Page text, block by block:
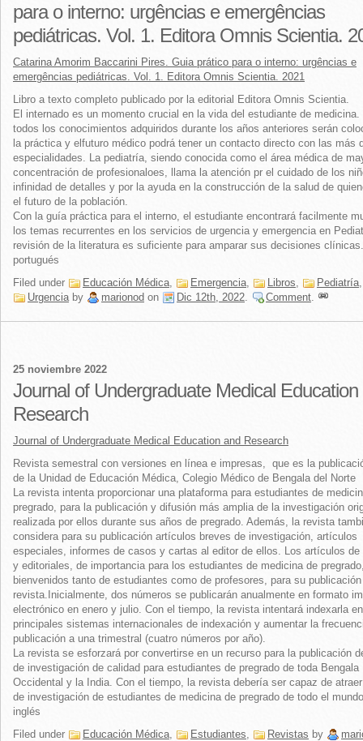
para o interno: urgências e emergências
pediátricas. Vol. 1. Editora Omnis Scientia.
Catarina Amorim Baccarini Pires. Guia prático para o interno: urgências e
emergências pediátricas. Vol. 1. Editora Omnis Scientia. 2021
Libro a texto completo publicado por la editorial Editora Omnis Scientia.
El internado es un momento crucial en la vida del estudiante de
todos los conocimientos adquiridos durante los años anteriores serán
la práctica y elfuturo médico podrá tener un contacto directo con las más
especialidades. La pediatría, siendo conocida como el área médica de
concentración de profesionaloes, llama la atención pr el cuidado de los
infinidad de detalles y por la ayuda en la construcción de la salud de
el futuro de la población.
Con la guía práctica para el interno, el estudiante encontrará facilmente
los temas recurrentes en los servicios de urgencia y emergencia en
revisión de la literatura es suficiente para amparar sus decisiones
portugués
Filed under
Educación Médica, Emergencia, Libros, Pediatría,
Urgenciaby marionod on Dic 12th, 2022. Comment.
25 noviembre 2022
Journal of Undergraduate Medical Education
Research
Journal of Undergraduate Medical Education and Research
Revista semestral con versiones en línea e impresas, que es la
de la Unidad de Educación Médica, Colegio Médico de Bengala del Norte
La revista intenta proporcionar una plataforma para estudiantes de
pregrado, para la publicación y difusión más amplia de la investigación
realizada por ellos durante sus años de pregrado. Además, la revista
considera para su publicación artículos breves de investigación, artículos
especiales, informes de casos y cartas al editor de ellos. Los artículos de
y editoriales, de importancia para los estudiantes de medicina de
bienvenidos tanto de estudiantes como de profesores, para su
revista.Inicialmente, dos números se publicarán anualmente en formato
electrónico en enero y julio. Con el tiempo, la revista intentará indexarla
principales sistemas internacionales de indexación y aumentar la
publicación a una trimestral (cuatro números por año).
La revista se esforzará por convertirse en un recurso para la publicación
de investigación de calidad para estudiantes de pregrado de toda Bengala
Occidental y la India. Con el tiempo, la revista debería ser capaz de
de investigación de estudiantes de medicina de pregrado de todo el
inglés
Filed under
Educación Médica, Estudiantes, Revistas by